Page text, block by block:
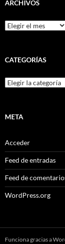
ARCHIVOS
Archivos
CATEGORÍAS
Categorías
META
Acceder
Feed de entradas
Feed de
WordPress.org
Funciona gracias a